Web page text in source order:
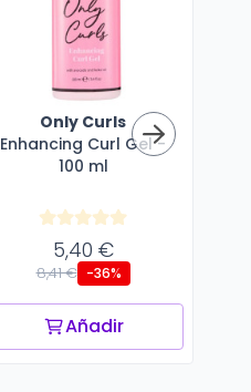
Only Curls
Enhancing Curl Gel -
100 ml
5,40 €
8,41 € -36%
Añadir